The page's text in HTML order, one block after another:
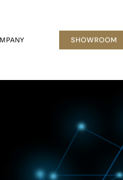
SHOWROOM